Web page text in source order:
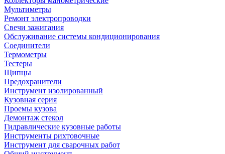
Мультиметры
Ремонт электропроводки
Свечи зажигания
Обслуживание системы кондиционирования
Соединители
Термометры
Тестеры
Щипцы
Предохранители
Инструмент изолированный
Кузовная серия
Проемы кузова
Демонтаж стекол
Гидравлические кузовные работы
Инструменты рихтовочные
Инструмент для сварочных работ